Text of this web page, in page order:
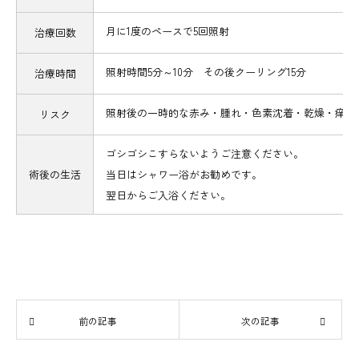
治療回数 月に1度のペースで5回照射
治療時間 照射時間5分～10分 その後クーリング15分
リスク 照射後の一時的な赤み・腫れ・色素沈着・乾燥・痒
術後の生活
ゴシゴシこすらないようご注意ください。
当日はシャワー浴がお勧めです。
翌日からご入浴ください。
前の記事 次の記事